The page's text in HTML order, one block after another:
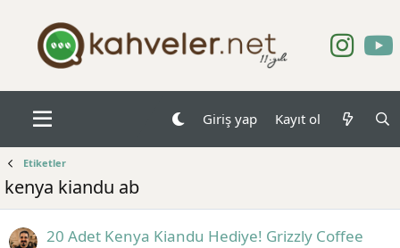
Giriş yap Kayıt ol
Etiketler
kenya kiandu ab
20 Adet Kenya Kiandu Hediye! Grizzly Coffee